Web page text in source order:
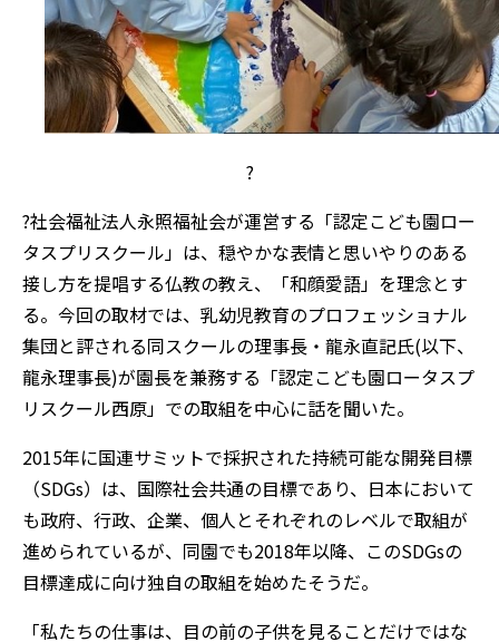
?
?社会福祉法人永照福祉会が運営する「認定こども園ロー
タスプリスクール」は、穏やかな表情と思いやりのある
接し方を提唱する仏教の教え、「和顔愛語」を理念とす
る。今回の取材では、乳幼児教育のプロフェッショナル
集団と評される同スクールの理事長・龍永直記氏(以下、
龍永理事長)が園長を兼務する「認定こども園ロータスプ
リスクール西原」での取組を中心に話を聞いた。
2015年に国連サミットで採択された持続可能な開発目標
（SDGs）は、国際社会共通の目標であり、日本において
も政府、行政、企業、個人とそれぞれのレベルで取組が
進められているが、同園でも2018年以降、このSDGsの
目標達成に向け独自の取組を始めたそうだ。
「私たちの仕事は、目の前の子供を見ることだけではな